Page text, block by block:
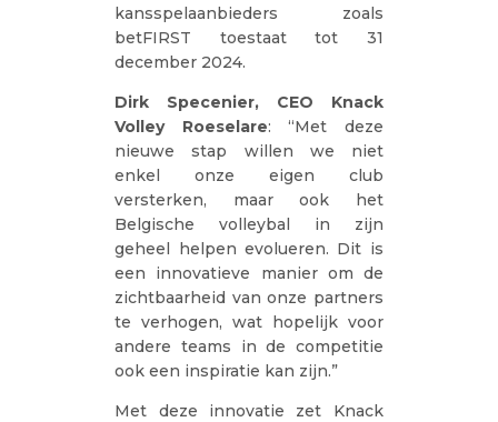
kansspelaanbieders zoals
betFIRST toestaat tot 31
december 2024.
Dirk Specenier, CEO Knack
Volley Roeselare: “Met deze
nieuwe stap willen we niet
enkel onze eigen club
versterken, maar ook het
Belgische volleybal in zijn
geheel helpen evolueren. Dit is
een innovatieve manier om de
zichtbaarheid van onze partners
te verhogen, wat hopelijk voor
andere teams in de competitie
ook een inspiratie kan zijn.”
Met deze innovatie zet Knack